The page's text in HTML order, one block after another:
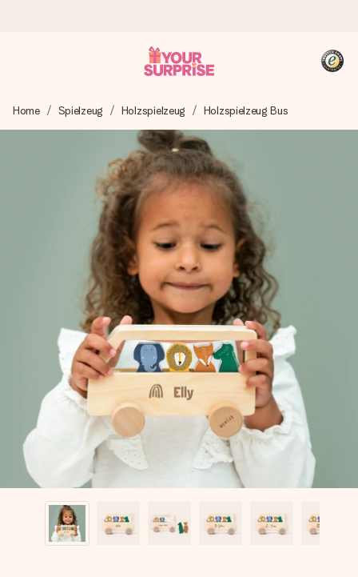
Wir bereiten dein Geschenk sorgfältig vor und schicken es
blitzschnell – damit du es genau zum richtigen Zeitpunkt
überreichen kannst, wenn es am meisten zählt.
4,8 (basierend auf +15.000 Bewertungen)
Unsere Geschenke begeistern. Kunden bewerten uns mit
4,8 bei Google Reviews (Gesamtergebnis aller Länder, in
die wir versenden).
+49 39292 929695
Montag - Freitag : 8:30 - 17:00 Uhr
Samstag - Sonntag : 8:30 - 13:00 Uhr
Home Spielzeug Holzspielzeug Holzspielzeug Bus